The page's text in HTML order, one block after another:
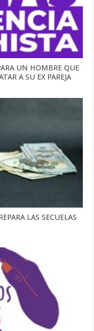
UN HOMBRE QUE
A SU EX PAREJA
LAS SECUELAS